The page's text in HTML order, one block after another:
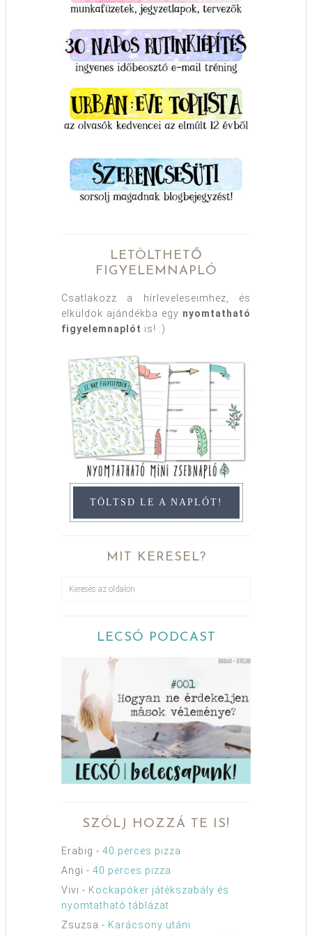
LETÖLTHETŐ
FIGYELEMNAPLÓ
Csatlakozz a hírleveleseimhez, és
elküldök ajándékba egy nyomtatható
figyelemnaplót is! :)
TÖLTSD LE A NAPLÓT!
MIT KERESEL?
LECSÓ PODCAST
SZÓLJ HOZZÁ TE IS!
Erabig - 40 perces pizza
Angi - 40 perces pizza
Vivi - Kockapóker játékszabály és
nyomtatható táblázat
Zsuzsa - Karácsony utáni